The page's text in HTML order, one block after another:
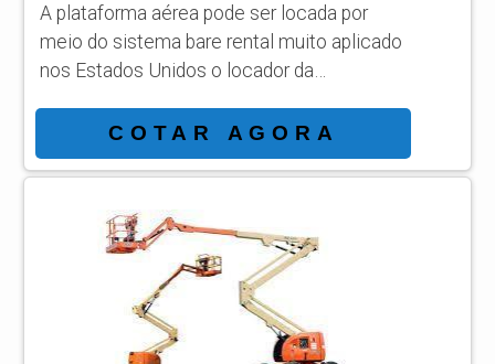
A plataforma aérea pode ser locada por
meio do sistema bare rental muito aplicado
nos Estados Unidos o locador da
propriedade podendo lançar como
despesas as faturas sem necessidade de
imobilização e se dedicar nas operações
fins de sua empresa com foco sobre o
melhor aproveitamento do uso da
plataforma locada. TIPOS DE
PLATAFORMAS AÉREAS Plataforma
articulada GTZZ18J; Plataforma telecópica
GTBZ27; Plataforma tesoura GTJZ10;
COTAR AGORA